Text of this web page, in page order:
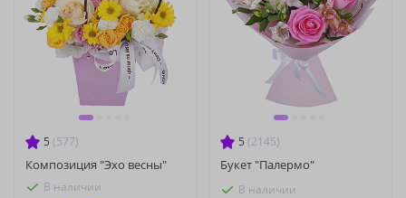
5 (577)
Композиция "Эхо весны"
В наличии
5 (2145)
Букет "Палермо"
В наличии